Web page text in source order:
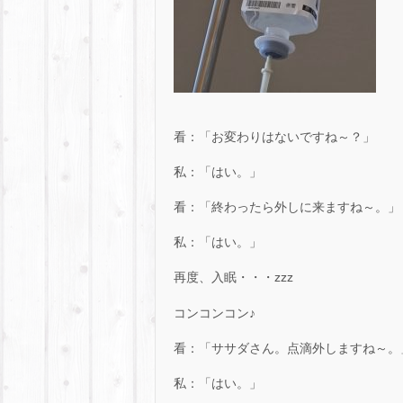
看：「お変わりはないですね～？」
私：「はい。」
看：「終わったら外しに来ますね～。」
私：「はい。」
再度、入眠・・・zzz
コンコンコン♪
看：「ササダさん。点滴外しますね～。
私：「はい。」